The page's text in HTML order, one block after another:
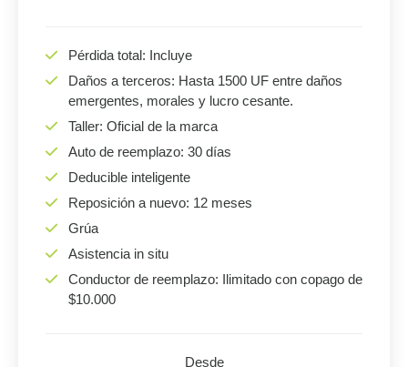
Pérdida total: Incluye
Daños a terceros: Hasta 1500 UF entre daños
emergentes, morales y lucro cesante.
Taller: Oficial de la marca
Auto de reemplazo: 30 días
Deducible inteligente
Reposición a nuevo: 12 meses
Grúa
Asistencia in situ
Conductor de reemplazo: Ilimitado con copago de
$10.000
Desde